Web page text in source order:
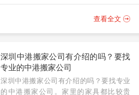
查看全文
深圳中港搬家公司有介绍的吗？要找
专业的中港搬家公司
深圳中港搬家公司有介绍的吗？要找专业
的中港搬家公司。家里的家具都比较贵